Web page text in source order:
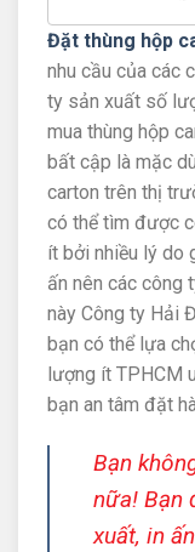
Đặt thùng hộp
nhu cầu của các
ty sản xuất số
mua thùng hộp
bất cập là mặc
carton trên thị
có thể tìm được
ít bởi nhiều lý do
ấn nên các công
này Công ty Hải
bạn có thể lựa
lượng ít TPHCM
bạn an tâm đặt
Bạn
nữa! Bạn
xuất, in